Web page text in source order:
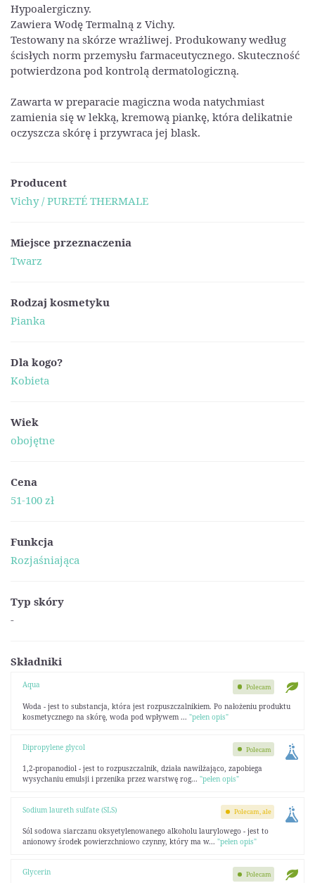
Hypoalergiczny.
Zawiera Wodę Termalną z Vichy.
Testowany na skórze wrażliwej. Produkowany według
ścisłych norm przemysłu farmaceutycznego. Skuteczność
potwierdzona pod kontrolą dermatologiczną.
Zawarta w preparacie magiczna woda natychmiast
zamienia się w lekką, kremową piankę, która delikatnie
oczyszcza skórę i przywraca jej blask.
Producent
Vichy / PURETÉ THERMALE
Miejsce przeznaczenia
Twarz
Rodzaj kosmetyku
Pianka
Dla kogo?
Kobieta
Wiek
obojętne
Cena
51-100 zł
Funkcja
Rozjaśniająca
Typ skóry
-
Składniki
Aqua
Woda - jest to substancja, która jest rozpuszczalnikiem. Po nałożeniu produktu
kosmetycznego na skórę, woda pod wpływem ... "pełen opis"
Polecam
Dipropylene glycol
1,2-propanodiol - jest to rozpuszczalnik, działa nawilżająco, zapobiega
wysychaniu emulsji i przenika przez warstwę rog... "pełen opis"
Polecam
Sodium laureth sulfate (SLS)
Sól sodowa siarczanu oksyetylenowanego alkoholu laurylowego - jest to
anionowy środek powierzchniowo czynny, który ma w... "pełen opis"
Polecam, ale
Glycerin Polecam